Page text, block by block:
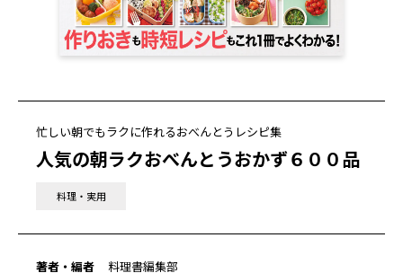
忙しい朝でもラクに作れるおべんとうレシピ集
人気の朝ラクおべんとうおかず６００品
料理・実用
著者・編者
料理書編集部